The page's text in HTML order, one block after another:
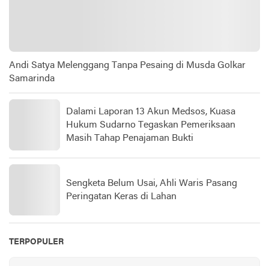
Andi Satya Melenggang Tanpa Pesaing di Musda Golkar
Samarinda
Dalami Laporan 13 Akun Medsos, Kuasa
Hukum Sudarno Tegaskan Pemeriksaan
Masih Tahap Penajaman Bukti
Sengketa Belum Usai, Ahli Waris Pasang
Peringatan Keras di Lahan
TERPOPULER